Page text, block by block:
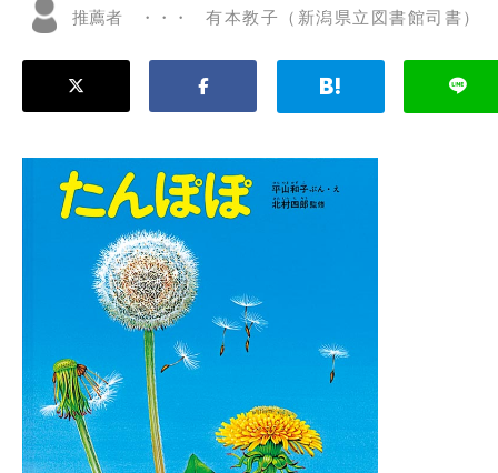
推薦者 有本教子（新潟県立図書館司書）